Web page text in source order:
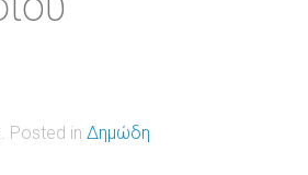
Posted in Δημώδη